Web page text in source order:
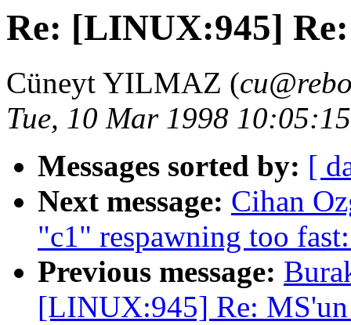
Re: [LINUX:945]
Cüneyt YILMAZ (
Tue, 10 Mar 1998
Messages sorted by: [
Next message: Cihan
"c1" respawning too
Previous message:
[LINUX:945] Re: